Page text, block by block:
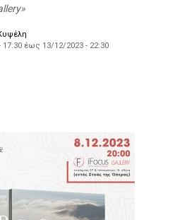
17:30 έως 13/12/2023 - 22:30